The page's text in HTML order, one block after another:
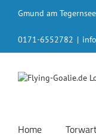
InhaltGmund am
0171-6552782 |
Home